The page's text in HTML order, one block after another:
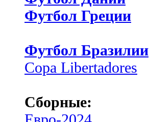
Футбол Греции
Футбол Бразилии
Copa Libertadores
Сборные: